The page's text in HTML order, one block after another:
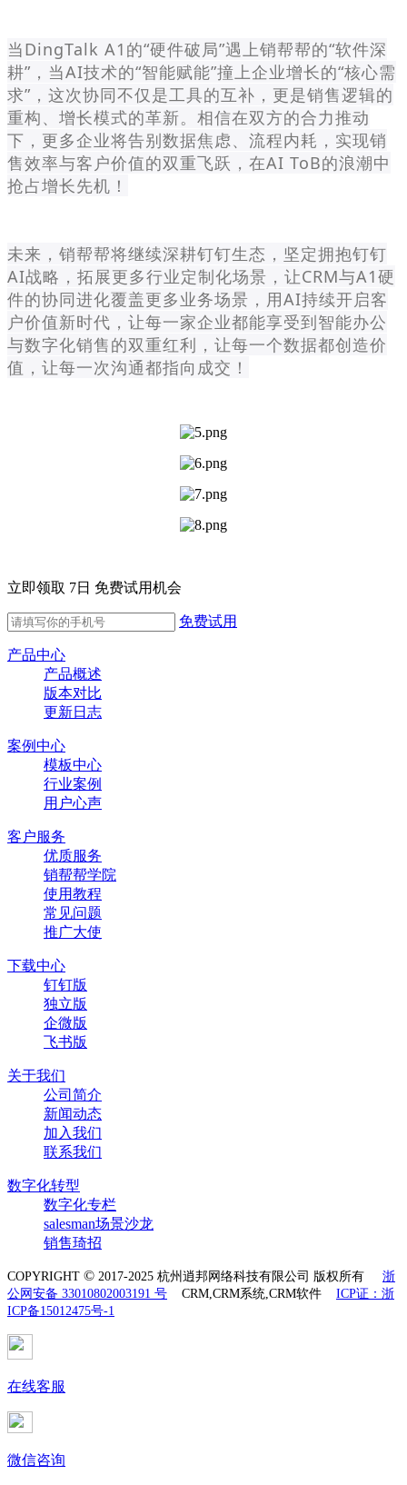
当DingTalk A1的“硬件破局”遇上销帮帮的“软件深
耕”，当AI技术的“智能赋能”撞上企业增长的“核心需
求”，这次协同不仅是工具的互补，更是销售逻辑的
重构、增长模式的革新。相信在双方的合力推动
下，更多企业将告别数据焦虑、流程内耗，实现销
售效率与客户价值的双重飞跃，在AI ToB的浪潮中
抢占增长先机！
未来，销帮帮将继续深耕钉钉生态，坚定拥抱钉钉
AI战略，拓展更多行业定制化场景，让CRM与A1硬
件的协同进化覆盖更多业务场景，用AI持续开启客
户价值新时代，让每一家企业都能享受到智能办公
与数字化销售的双重红利，让每一个数据都创造价
值，让每一次沟通都指向成交！
立即领取 7日 免费试用机会
免费试用
产品中心
产品概述
版本对比
更新日志
案例中心
模板中心
行业案例
用户心声
客户服务
优质服务
销帮帮学院
使用教程
常见问题
推广大使
下载中心
钉钉版
独立版
企微版
飞书版
关于我们
公司简介
新闻动态
加入我们
联系我们
数字化转型
数字化专栏
salesman场景沙龙
销售琦招
COPYRIGHT © 2017-2025 杭州逍邦网络科技有限公司 版权所有 浙
公网安备 33010802003191 号 CRM,CRM系统,CRM软件 ICP证：浙
ICP备15012475号-1
在线客服
微信咨询